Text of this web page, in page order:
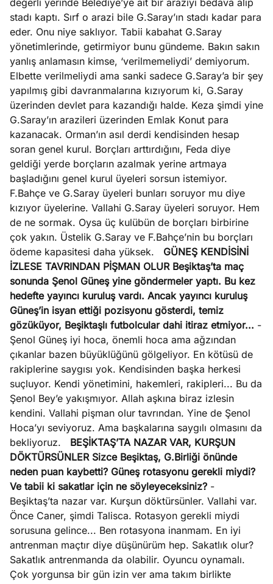
değerli yerinde Belediye’ye ait bir araziyi bedava alıp
stadı kaptı. Sırf o arazi bile G.Saray’ın stadı kadar para
eder. Onu niye saklıyor. Tabii kabahat G.Saray
yönetimlerinde, getirmiyor bunu gündeme. Bakın sakın
yanlış anlamasın kimse, ‘verilmemeliydi’ demiyorum.
Elbette verilmeliydi ama sanki sadece G.Saray’a bir şey
yapılmış gibi davranmalarına kızıyorum ki, G.Saray
üzerinden devlet para kazandığı halde. Keza şimdi yine
G.Saray’ın arazileri üzerinden Emlak Konut para
kazanacak. Orman’ın asıl derdi kendisinden hesap
soran genel kurul. Borçları arttırdığını, Feda diye
geldiği yerde borçların azalmak yerine artmaya
başladığını genel kurul üyeleri sorsun istemiyor.
F.Bahçe ve G.Saray üyeleri bunları soruyor mu diye
kızıyor üyelerine. Vallahi G.Saray üyeleri soruyor. Hem
de ne sormak. Oysa üç kulübün de borçları birbirine
çok yakın. Üstelik G.Saray ve F.Bahçe’nin bu borçları
ödeme kapasitesi daha yüksek. GÜNEŞ KENDİSİNİ
İZLESE TAVRINDAN PİŞMAN OLUR Beşiktaş’ta maç
sonunda Şenol Güneş yine göndermeler yaptı. Bu kez
hedefte yayıncı kuruluş vardı. Ancak yayıncı kuruluş
Güneş’in isyan ettiği pozisyonu gösterdi, temiz
gözüküyor, Beşiktaşlı futbolcular dahi itiraz etmiyor... -
Şenol Güneş iyi hoca, önemli hoca ama ağzından
çıkanlar bazen büyüklüğünü gölgeliyor. En kötüsü de
rakiplerine saygısı yok. Kendisinden başka herkesi
suçluyor. Kendi yönetimini, hakemleri, rakipleri... Bu da
Şenol Bey’e yakışmıyor. Allah aşkına biraz izlesin
kendini. Vallahi pişman olur tavrından. Yine de Şenol
Hoca’yı seviyoruz. Ama başkalarına saygılı olmasını da
bekliyoruz. BEŞİKTAŞ’TA NAZAR VAR, KURŞUN
DÖKTÜRSÜNLER Sizce Beşiktaş, G.Birliği önünde
neden puan kaybetti? Güneş rotasyonu gerekli miydi?
Ve tabii ki sakatlar için ne söyleyeceksiniz? -
Beşiktaş’ta nazar var. Kurşun döktürsünler. Vallahi var.
Önce Caner, şimdi Talisca. Rotasyon gerekli miydi
sorusuna gelince... Ben rotasyona inanmam. En iyi
antrenman maçtır diye düşünürüm hep. Sakatlık olur?
Sakatlık antrenmanda da olabilir. Oyuncu oynamalı.
Çok yorgunsa bir gün izin ver ama takım birlikte